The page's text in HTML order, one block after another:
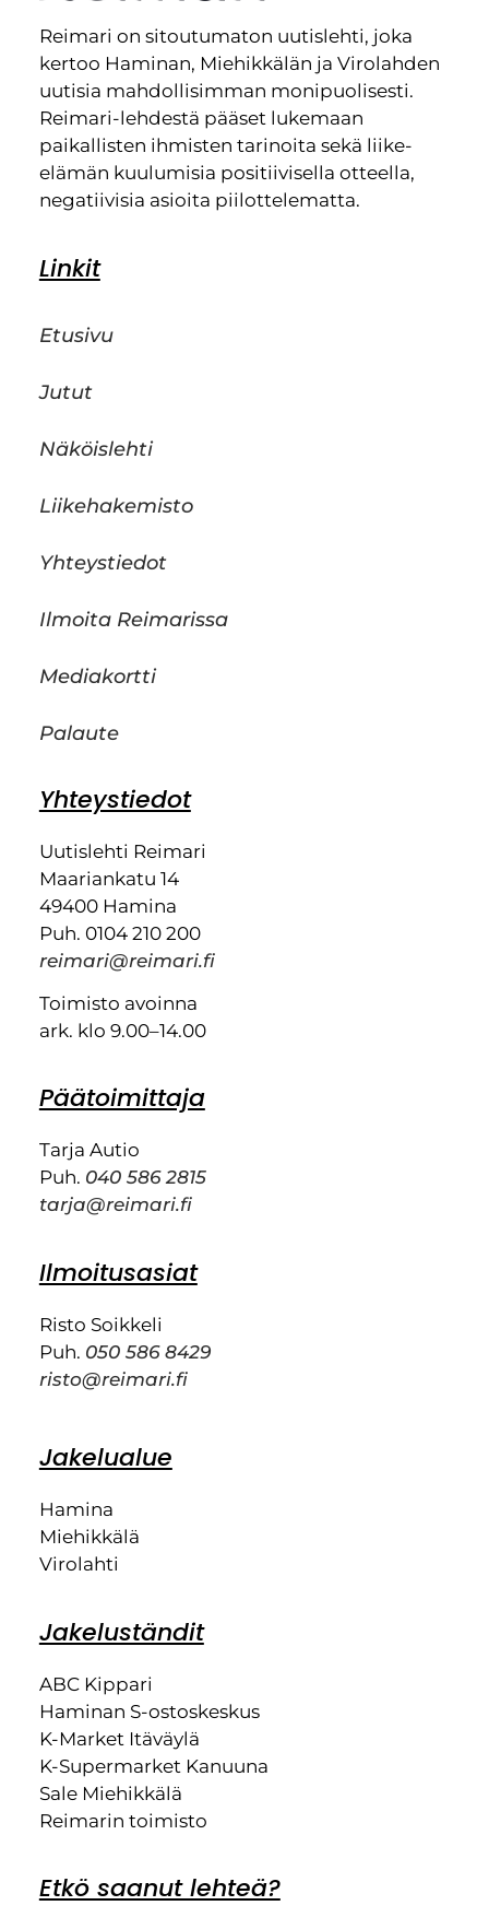
Reimari on sitoutumaton uutislehti, joka
kertoo Haminan, Miehikkälän ja Virolahden
uutisia mahdollisimman monipuolisesti.
Reimari-lehdestä pääset lukemaan
paikallisten ihmisten tarinoita sekä liike-
elämän kuulumisia positiivisella otteella,
negatiivisia asioita piilottelematta.
Linkit
Etusivu
Jutut
Näköislehti
Liikehakemisto
Yhteystiedot
Ilmoita Reimarissa
Mediakortti
Palaute
Yhteystiedot
Uutislehti Reimari
Maariankatu 14
49400 Hamina
Puh. 0104 210 200
reimari@reimari.fi
Toimisto avoinna
ark. klo 9.00–14.00
Päätoimittaja
Tarja Autio
Puh. 040 586 2815
tarja@reimari.fi
Ilmoitusasiat
Risto Soikkeli
Puh. 050 586 8429
risto@reimari.fi
Jakelualue
Hamina
Miehikkälä
Virolahti
Jakeluständit
ABC Kippari
Haminan S-ostoskeskus
K-Market Itäväylä
K-Supermarket Kanuuna
Sale Miehikkälä
Reimarin toimisto
Etkö saanut lehteä?